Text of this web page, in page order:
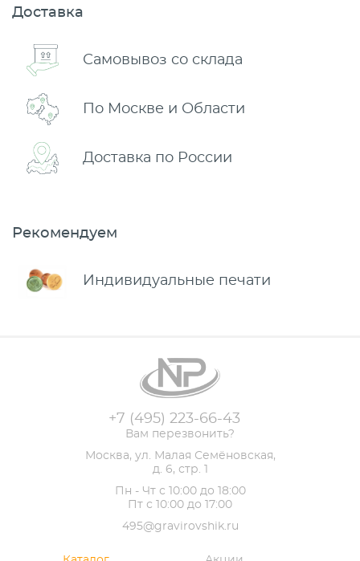
Доставка
Самовывоз со склада
По Москве и Области
Доставка по России
Рекомендуем
Индивидуальные печати
+7 (495) 223-66-43
Вам перезвонить?
Москва, ул. Малая Семёновская,
д. 6, стр. 1
Пн - Чт с 10:00 до 18:00
Пт с 10:00 до 17:00
495@gravirovshik.ru